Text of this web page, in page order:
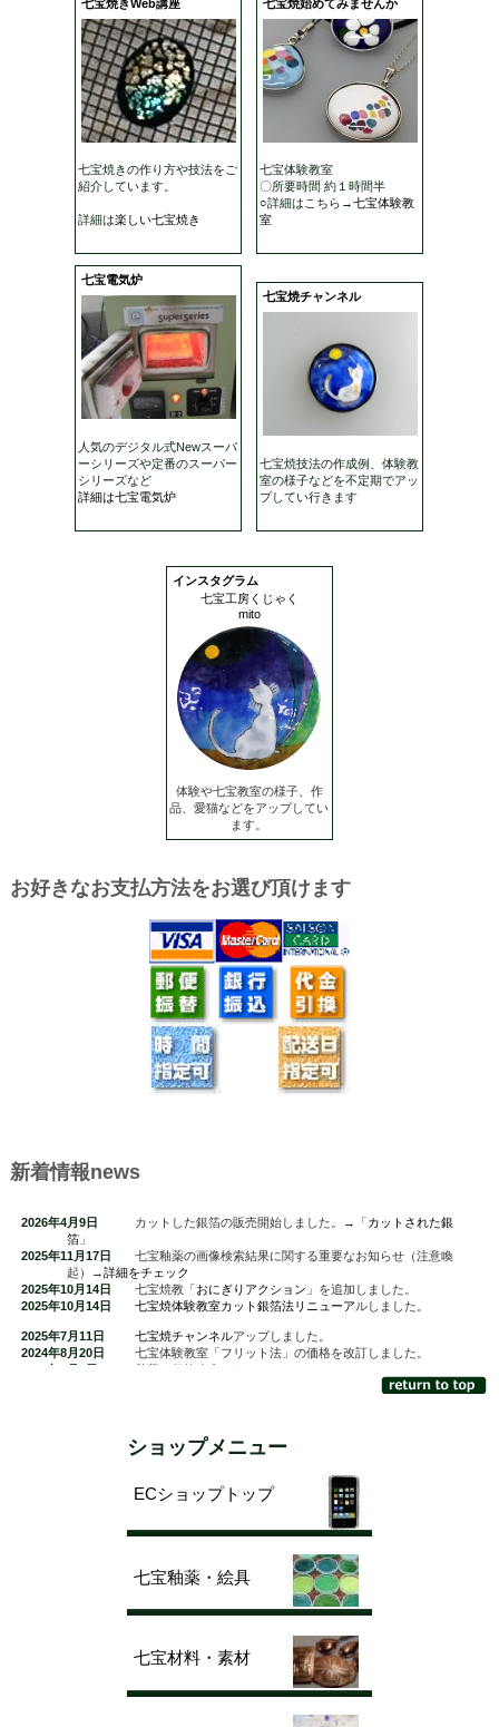
七宝焼きWeb講座
七宝焼きの作り方や技法をご
紹介しています。
詳細は楽しい七宝焼き
七宝焼始めてみませんか
七宝体験教室
〇所要時間 約１時間半
○詳細はこちら→七宝体験教
室
七宝電気炉
人気のデジタル式Newスーパ
ーシリーズや定番のスーパー
シリーズなど
詳細は七宝電気炉
七宝焼チャンネル
七宝焼技法の作成例、体験教
室の様子などを不定期でアッ
プしてい行きます
インスタグラム
七宝工房くじゃく
mito
体験や七宝教室の様子、作
品、愛猫などをアップしてい
ます。
お好きなお支払方法をお選び頂けます
新着情報news
2026年4月9日 カットした銀箔の販売開始しました。→「カットされた銀
箔」
2025年11月17日
七宝釉薬の画像検索結果に関する重要なお知らせ（注意喚
起）→詳細をチェック
2025年10月14日
七宝焼教「おにぎりアクション 」を追加しました。
2025年10月14日
七宝焼体験教室カット銀箔法リニューアルしました。
2025年7月11日 七宝焼チャンネルアップしました。
2024年8月20日
七宝体験教室「フリット法」の価格を改訂しました。
2024年7月1日
釉薬の価格改定しました。
を追加しました。
ホームページをプチリニューアルしました。
ショップメニュー
ECショップトップ
七宝釉薬・絵具
七宝材料・素材